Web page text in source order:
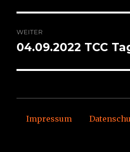
WEITER
Nächster
04.09.2022 TCC
Impressum